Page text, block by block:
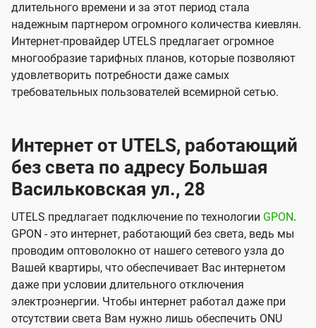
длительного времени и за этот период стала
надежным партнером огромного количества киевлян.
Интернет-провайдер UTELS предлагает огромное
многообразие тарифных планов, которые позволяют
удовлетворить потребности даже самых
требовательных пользователей всемирной сетью.
Интернет от UTELS, работающий
без света по адресу Большая
Васильковская ул., 28
UTELS предлагает подключение по технологии GPON.
GPON - это интернет, работающий без света, ведь мы
проводим оптоволокно от нашего сетевого узла до
Вашей квартиры, что обеспечивает Вас интернетом
даже при условии длительного отключения
электроэнергии. Чтобы интернет работал даже при
отсутствии света Вам нужно лишь обеспечить ONU